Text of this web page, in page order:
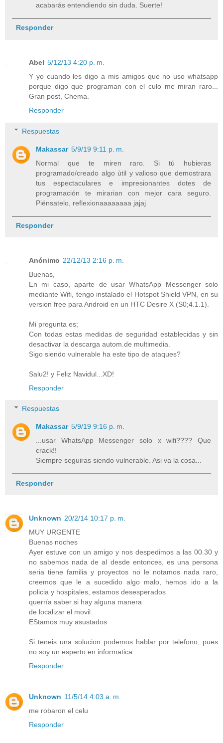
acabarás entendiendo sin duda. Suerte!
Responder
Abel 5/12/13 4:20 p. m.
Y yo cuando les digo a mis amigos que no uso whatsapp
porque digo que programan con el culo me miran raro...
Gran post, Chema.
Responder
Respuestas
Makassar 5/9/19 9:11 p. m.
Normal que te miren raro. Si tú hubieras
programado/creado algo útil y valioso que demostrara
tus espectaculares e impresionantes dotes de
programación te mirarian con mejor cara seguro.
Piénsatelo, reflexionaaaaaaaa jajaj
Responder
Anónimo 22/12/13 2:16 p. m.
Buenas,
En mi caso, aparte de usar WhatsApp Messenger solo
mediante Wifi, tengo instalado el Hotspot Shield VPN, en su
version free para Android en un HTC Desire X (S0;4.1.1).
Mi pregunta es;
Con todas estas medidas de seguridad establecidas y sin
desactivar la descarga autom.de multimedia.
Sigo siendo vulnerable ha este tipo de ataques?
Salu2! y Feliz Navidul...XD!
Responder
Respuestas
Makassar 5/9/19 9:16 p. m.
...usar WhatsApp Messenger solo x wifi???? Que
crack!!
Siempre seguiras siendo vulnerable. Asi va la cosa...
Responder
Unknown 20/2/14 10:17 p. m.
MUY URGENTE
Buenas noches
Ayer estuve con un amigo y nos despedimos a las 00.30 y
no sabemos nada de al desde entonces, es una persona
seria tiene familia y proyectos no le notamos nada raro,
creemos que le a sucedido algo malo, hemos ido a la
policia y hospitales, estamos desesperados
querría saber si hay alguna manera
de localizar el movil.
EStamos muy asustados
Si teneis una solucion podemos hablar por telefono, pues
no soy un esperto en informatica
Responder
Unknown 11/5/14 4:03 a. m.
me robaron el celu
Responder